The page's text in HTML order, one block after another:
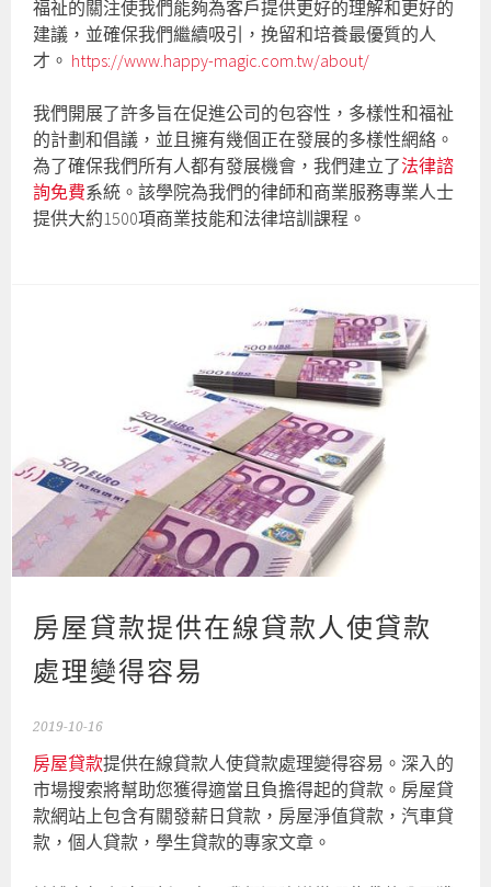
福祉的關注使我們能夠為客戶提供更好的理解和更好的
建議，並確保我們繼續吸引，挽留和培養最優質的人
才。 https://www.happy-magic.com.tw/about/
我們開展了許多旨在促進公司的包容性，多樣性和福祉
的計劃和倡議，並且擁有幾個正在發展的多樣性網絡。
為了確保我們所有人都有發展機會，我們建立了法律諮
詢免費系統。該學院為我們的律師和商業服務專業人士
提供大約1500項商業技能和法律培訓課程。
房屋貸款提供在線貸款人使貸款
處理變得容易
2019-10-16
房屋貸款提供在線貸款人使貸款處理變得容易。深入的
市場搜索將幫助您獲得適當且負擔得起的貸款。房屋貸
款網站上包含有關發薪日貸款，房屋淨值貸款，汽車貸
款，個人貸款，學生貸款的專家文章。